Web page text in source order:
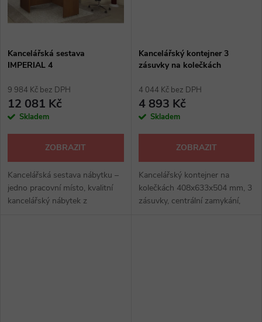
Kancelářská sestava
IMPERIAL 4
9 984 Kč bez DPH
12 081 Kč
Skladem
ZOBRAZIT
Kancelářská sestava nábytku –
jedno pracovní místo, kvalitní
kancelářský nábytek z
Kancelářský kontejner 3
zásuvky na kolečkách
4 044 Kč bez DPH
4 893 Kč
Skladem
ZOBRAZIT
Kancelářský kontejner na
kolečkách 408x633x504 mm, 3
zásuvky, centrální zamykání,